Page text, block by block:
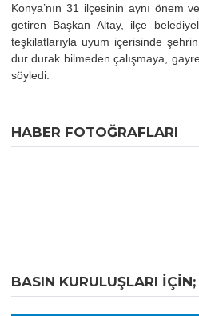
Konya’nın 31 ilçesinin aynı önem
getiren Başkan Altay, ilçe
teşkilatlarıyla uyum içerisinde
dur durak bilmeden çalışmaya,
söyledi.
HABER FOTOĞRAFLARI
BASIN KURULUŞLARI IÇIN;